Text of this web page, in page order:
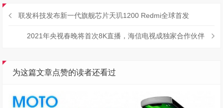
联发科技发布新一代旗舰芯片天玑1200 Redmi全球首发
2021年央视春晚将首次8K直播，海信电视成独家合作伙伴
为这篇文章点赞的读者还看过